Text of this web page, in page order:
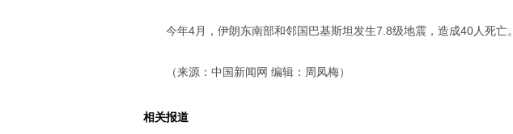
今年4月，伊朗东南部和邻国巴基斯坦发生7.8级地震，造成40人死亡。
（来源：中国新闻网 编辑：周凤梅）
相关报道